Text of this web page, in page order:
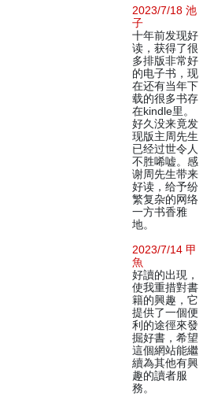
2023/7/18 池
子
十年前发现好
读，获得了很
多排版非常好
的电子书，现
在还有当年下
载的很多书存
在kindle里。
好久没来竟发
现版主周先生
已经过世令人
不胜唏嘘。感
谢周先生带来
好读，给予纷
繁复杂的网络
一方书香雅
地。
2023/7/14 甲
魚
好讀的出現，
使我重措對書
籍的興趣，它
提供了一個便
利的途徑來發
掘好書，希望
這個網站能繼
續為其他有興
趣的讀者服
務。